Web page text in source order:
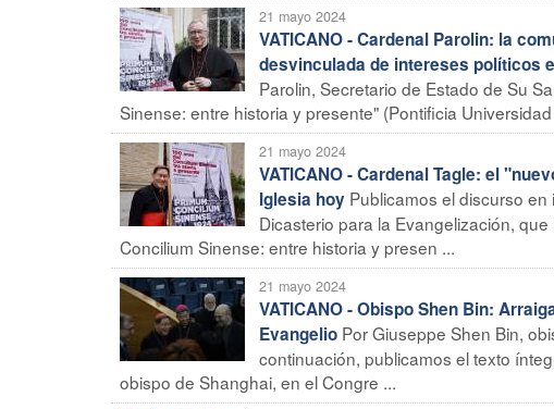
21 mayo 2024
VATICANO - Cardenal Parolin: la
desvinculada de intereses políticos
Parolin, Secretario de Estado de Su
Sinense: entre historia y presente" (Pontificia
21 mayo 2024
VATICANO - Cardenal Tagle: el
Iglesia hoy Publicamos el discurso
Dicasterio para la Evangelización,
Concilium Sinense: entre historia y presen ...
21 mayo 2024
VATICANO - Obispo Shen Bin:
Evangelio Por Giuseppe Shen Bin,
continuación, publicamos el texto
obispo de Shanghai, en el Congre ...